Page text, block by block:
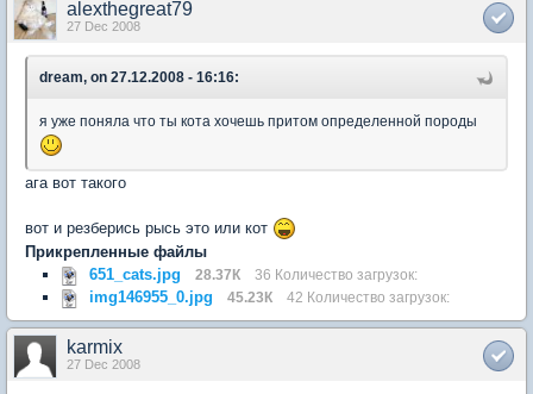
alexthegreat79
27 Dec 2008
dream, on 27.12.2008 - 16:16:
я уже поняла что ты кота хочешь притом определенной породы
ага вот такого
вот и резберись рысь это или кот
Прикрепленные файлы
651_cats.jpg
28.37К 36 Количество загрузок:
img146955_0.jpg 45.23К 42 Количество загрузок:
karmix
27 Dec 2008